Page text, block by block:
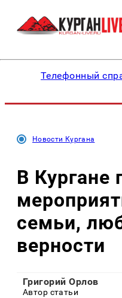
Телефонный
Новости Кургана
В Кургане
семьи,
верности
Григорий Орлов
Автор статьи